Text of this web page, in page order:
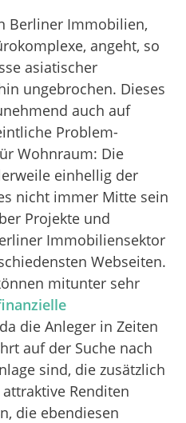
Berliner Immobilien,
angeht, so
asiatischer
ungebrochen. Dieses
auch auf
Problem-
Wohnraum: Die
einhellig der
nicht immer Mitte sein
Projekte und
Immobiliensektor
Webseiten.
mitunter sehr
die Anleger in Zeiten
auf der Suche nach
sind, die zusätzlich
Renditen
die ebendiesen